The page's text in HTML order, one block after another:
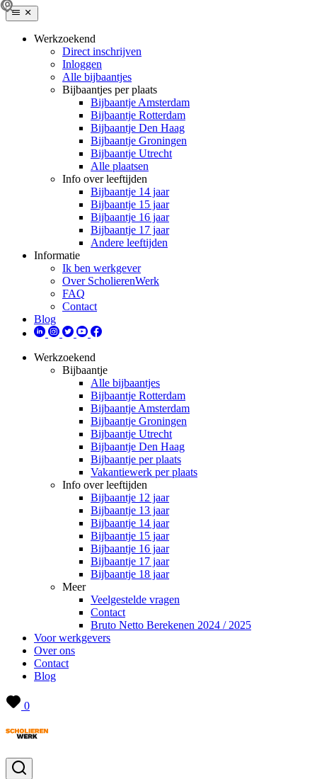
Werkzoekend
Direct inschrijven
Inloggen
Alle bijbaantjes
Bijbaantjes per plaats
Bijbaantje Amsterdam
Bijbaantje Rotterdam
Bijbaantje Den Haag
Bijbaantje Groningen
Bijbaantje Utrecht
Alle plaatsen
Info over leeftijden
Bijbaantje 14 jaar
Bijbaantje 15 jaar
Bijbaantje 16 jaar
Bijbaantje 17 jaar
Andere leeftijden
Informatie
Ik ben werkgever
Over ScholierenWerk
FAQ
Contact
Blog
Werkzoekend
Bijbaantje
Alle bijbaantjes
Bijbaantje Rotterdam
Bijbaantje Amsterdam
Bijbaantje Groningen
Bijbaantje Utrecht
Bijbaantje Den Haag
Bijbaantje per plaats
Vakantiewerk per plaats
Info over leeftijden
Bijbaantje 12 jaar
Bijbaantje 13 jaar
Bijbaantje 14 jaar
Bijbaantje 15 jaar
Bijbaantje 16 jaar
Bijbaantje 17 jaar
Bijbaantje 18 jaar
Meer
Veelgestelde vragen
Contact
Bruto Netto Berekenen 2024 / 2025
Voor werkgevers
Over ons
Contact
Blog
0